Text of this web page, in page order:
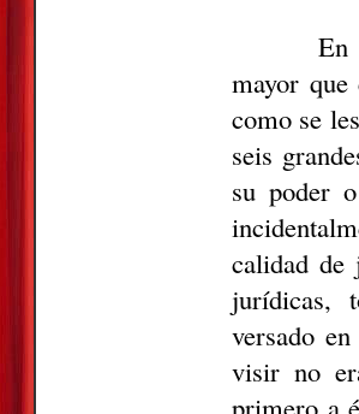
En
mayor
como se
seis
su poder
calidad de
jurídicas,
versado
visir no
primero a